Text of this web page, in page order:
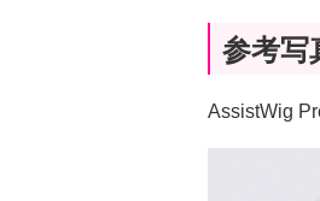
参考写
AssistWig